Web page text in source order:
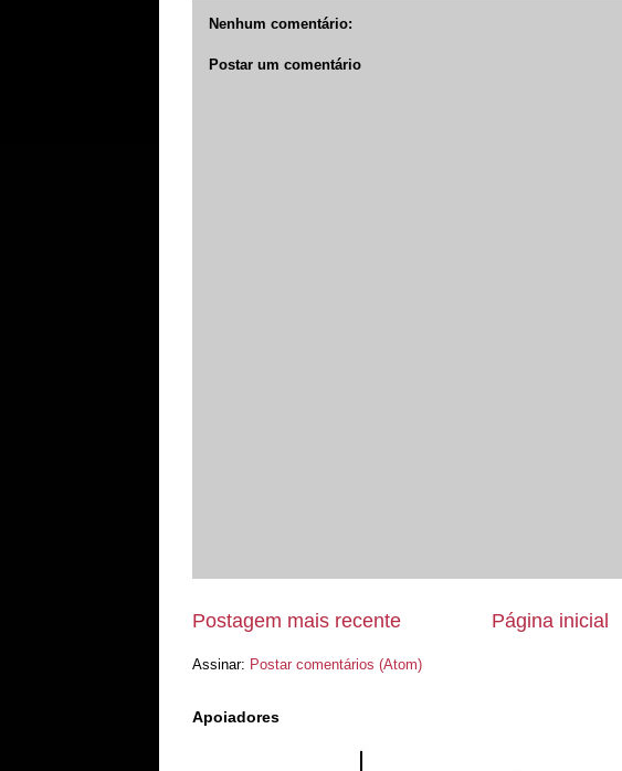
Nenhum comentário:
Postar um comentário
Postagem mais recente Página inicial
Assinar: Postar comentários (Atom)
Apoiadores